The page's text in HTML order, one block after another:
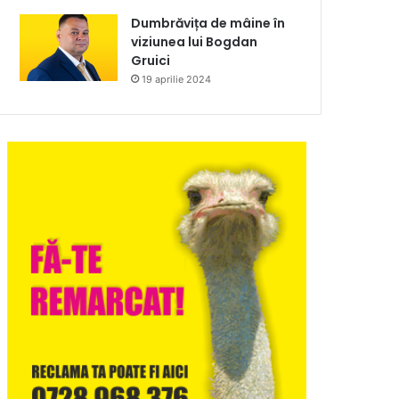
Dumbrăvița de mâine în
viziunea lui Bogdan
Gruici
19 aprilie 2024